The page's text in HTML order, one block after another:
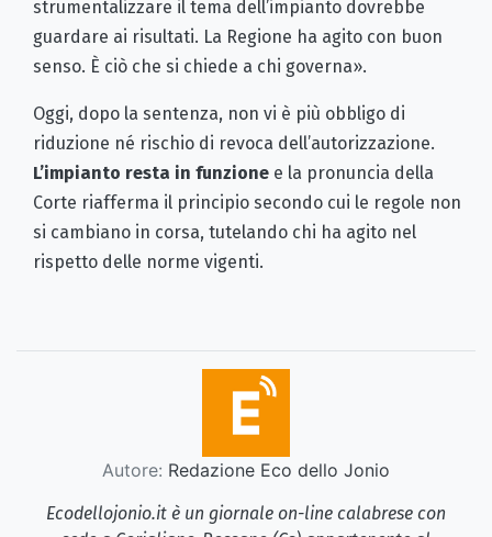
strumentalizzare il tema dell’impianto dovrebbe
guardare ai risultati. La Regione ha agito con buon
senso. È ciò che si chiede a chi governa».
Oggi, dopo la sentenza, non vi è più obbligo di
riduzione né rischio di revoca dell’autorizzazione.
L’impianto resta in funzione e la pronuncia della
Corte riafferma il principio secondo cui le regole non
si cambiano in corsa, tutelando chi ha agito nel
rispetto delle norme vigenti.
Autore: Redazione Eco dello Jonio
Ecodellojonio.it è un giornale on-line calabrese con